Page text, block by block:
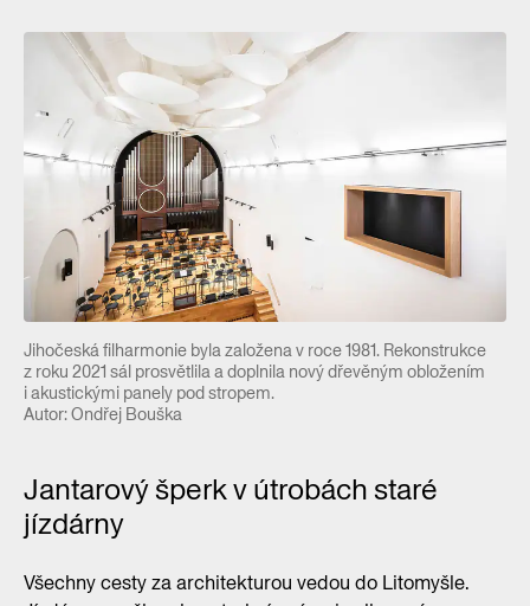
Jihočeská filharmonie byla založena v roce 1981. Rekonstrukce
z roku 2021 sál prosvětlila a doplnila nový dřevěným obložením
i akustickými panely pod stropem.
Autor: Ondřej Bouška
Jantarový šperk v útrobách staré
jízdárny
Všechny cesty za architekturou vedou do Litomyšle.